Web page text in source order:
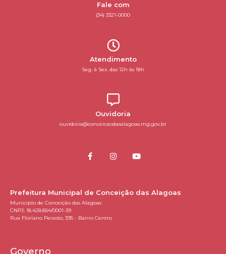
Fale com
(34) 3321-0000
Atendimento
Seg. à Sex. das 12h às 18h
Ouvidoria
ouvidoria@conceicaodasalagoas.mg.gov.br
Prefeitura Municipal de Conceição das Alagoas
Município de Conceição das Alagoas
CNPJ: 18.428.854/0001-39
Rua Floriano Peixoto, 395 - Bairro Centro
Governo